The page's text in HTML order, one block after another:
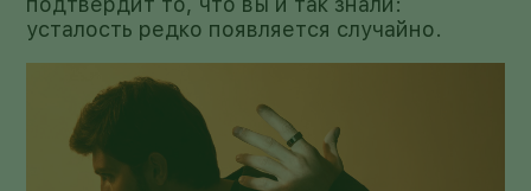
усталость редко появляется случайно.